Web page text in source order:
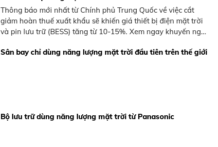
Thông báo mới nhất từ Chính phủ Trung Quốc về việc cắt
giảm hoàn thuế xuất khẩu sẽ khiến giá thiết bị điện mặt trời
và pin lưu trữ (BESS) tăng từ 10-15%. Xem ngay khuyến nghị
Sân bay chỉ dùng năng lượng mặt trời đầu tiên trên thế giới
Bộ lưu trữ dùng năng lượng mặt trời từ Panasonic